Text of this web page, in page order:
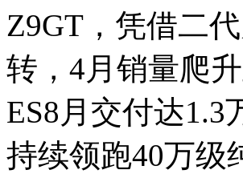
Z9GT，凭借二
转，4月销量爬
ES8月交付达
持续领跑40万级